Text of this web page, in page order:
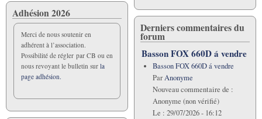
Adhésion 2026
Merci de nous soutenir en
adhérent à l’association.
Possibilité de régler par CB ou en
nous revoyant le bulletin sur la
page adhésion.
Derniers commentaires du
forum
Basson FOX 660D á vendre
Basson FOX 660D á vendre
ParAnonyme
Nouveau commentaire de :
Anonyme (non vérifié)
Le : 29/07/2026 - 16:12